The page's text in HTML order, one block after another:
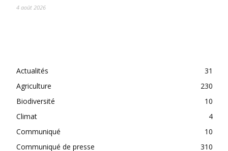
4 août 2026
Actualités
31
Agriculture
230
Biodiversité
10
Climat
4
Communiqué
10
Communiqué de presse
310